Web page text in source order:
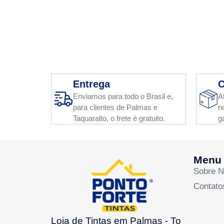
Entrega
Enviamos para todo o Brasil e,
para clientes de Palmas e
Taquaralto, o frete é gratuito.
Loja de Tintas em Palmas - To
Menu
Sobre